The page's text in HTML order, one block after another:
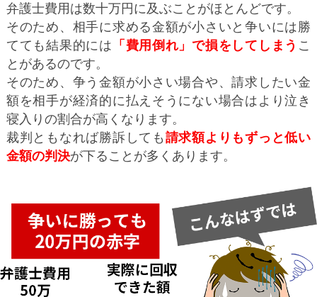
弁護士費用は数十万円に及ぶことがほとんどです。
そのため、相手に求める金額が小さいと争いには勝
てても結果的には 「費用倒れ」で損をしてしまう こ
とがあるのです。
そのため、争う金額が小さい場合や、請求したい金
額を相手が経済的に払えそうにない場合はより泣き
寝入りの割合が高くなります。
裁判ともなれば勝訴しても 請求額よりもずっと低い
金額の判決が下ることが多くあります。